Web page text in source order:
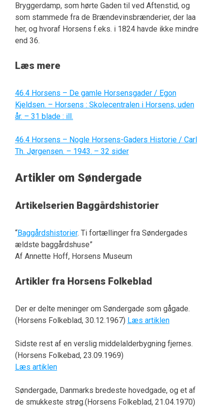
Bryggerdamp, som hørte Gaden til ved Aftenstid, og
som stammede fra de Brændevinsbrænderier, der laa
her, og hvoraf Horsens f.eks. i 1824 havde ikke mindre
end 36.
Læs mere
46.4 Horsens – De gamle Horsensgader / Egon
Kjeldsen. – Horsens : Skolecentralen i Horsens, uden
år. – 31 blade : ill.
46.4 Horsens – Nogle Horsens-Gaders Historie / Carl
Th. Jørgensen. – 1943. – 32 sider
Artikler om Søndergade
Artikelserien Baggårdshistorier
“Baggårdshistorier. Ti fortællinger fra Søndergades
ældste baggårdshuse”
Af Annette Hoff, Horsens Museum
Artikler fra Horsens Folkeblad
Der er delte meninger om Søndergade som gågade.
(Horsens Folkeblad, 30.12.1967) Læs artiklen
Sidste rest af en verslig middelalderbygning fjernes.
(Horsens Folkebad, 23.09.1969)
Læs artiklen
Søndergade, Danmarks bredeste hovedgade, og et af
de smukkeste strøg.(Horsens Folkeblad, 21.04.1970)